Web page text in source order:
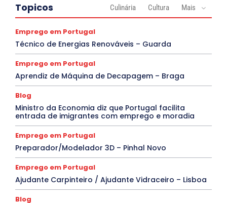
Topicos Culinária Cultura Mais
Emprego em Portugal
Técnico de Energias Renováveis – Guarda
Emprego em Portugal
Aprendiz de Máquina de Decapagem – Braga
Blog
Ministro da Economia diz que Portugal facilita
entrada de imigrantes com emprego e moradia
Emprego em Portugal
Preparador/Modelador 3D – Pinhal Novo
Emprego em Portugal
Ajudante Carpinteiro / Ajudante Vidraceiro – Lisboa
Blog